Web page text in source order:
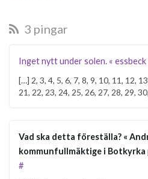
3 pingar
Inget nytt under solen. « essbeck
[…] 2, 3, 4, 5, 6, 7, 8, 9, 10, 11, 12,
21, 22, 23, 24, 25, 26, 27, 28, 29,
Vad ska detta föreställa? «
kommunfullmäktige i Botkyrka
#